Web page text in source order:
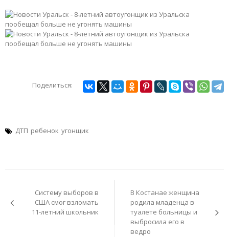
Поделиться:
ДТП ребенок угонщик
записямСистему выборов в
США смог взломать
11-летний школьник
В Костанае женщина
родила младенца в
туалете больницы и
выбросила его в
ведро